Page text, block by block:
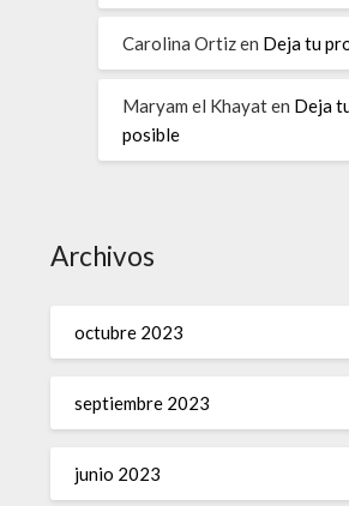
Carolina Ortizen Deja tu
Maryam el Khayaten Deja
posible
Archivos
octubre 2023
septiembre 2023
junio 2023